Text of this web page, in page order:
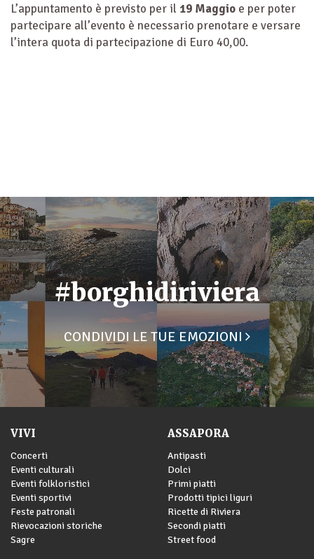
L’appuntamento è previsto per il 19 Maggio e per poter
partecipare all’evento è necessario prenotare e versare
l’intera quota di partecipazione di Euro 40,00.
#borghidiriviera
CONDIVIDI LE TUE EMOZIONI
VIVI
Concerti
Eventi culturali
Eventi folkloristici
Eventi sportivi
Feste patronali
Rievocazioni storiche
Sagre
ASSAPORA
Antipasti
Dolci
Primi piatti
Prodotti tipici liguri
Ricette di Riviera
Secondi piatti
Street food